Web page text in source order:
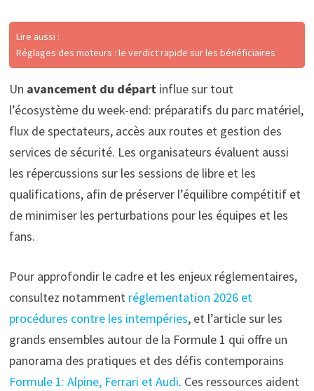
Lire aussi :
Réglages des moteurs : le verdict rapide sur les bénéficiaires
Un avancement du départinflue sur tout
l’écosystème du week-end: préparatifs du parc matériel,
flux de spectateurs, accès aux routes et gestion des
services de sécurité. Les organisateurs évaluent aussi
les répercussions sur les sessions de libre et les
qualifications, afin de préserver l’équilibre compétitif et
de minimiser les perturbations pour les équipes et les
fans.
Pour approfondir le cadre et les enjeux réglementaires,
consultez notamment réglementation 2026 et
procédures contre les intempéries, et l’article sur les
grands ensembles autour de la Formule 1 qui offre un
panorama des pratiques et des défis contemporains
Formule 1: Alpine, Ferrari et Audi. Ces ressources aident